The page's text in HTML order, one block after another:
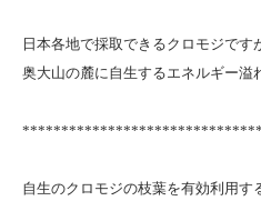
日本各地で採取できるクロモジです
奥大山の麓に自生するエネルギー溢
自生のクロモジの枝葉を有効利用す